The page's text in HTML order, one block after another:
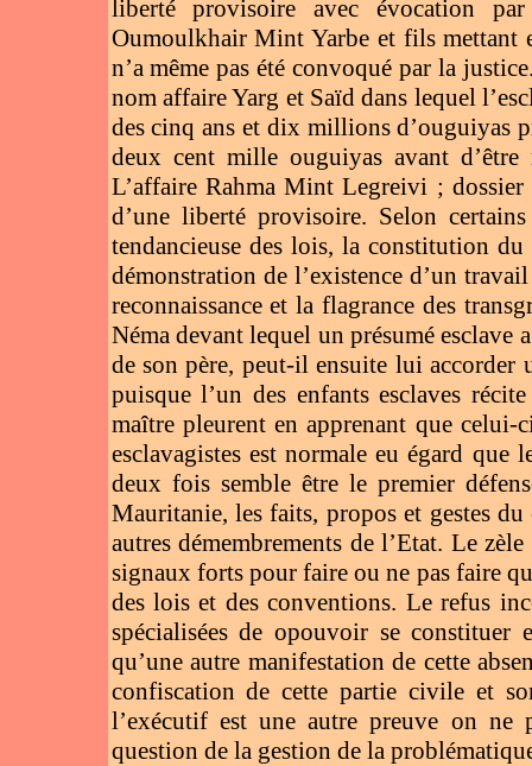
liberté provisoire avec évocation
Oumoulkhair Mint Yarbe et fils mettant
n’a même pas été convoqué par la
nom affaire Yarg et Saïd dans lequel
des cinq ans et dix millions d’ouguiyas
deux cent mille ouguiyas avant
L’affaire Rahma Mint Legreivi ;
d’une liberté provisoire. Selon
tendancieuse des lois, la constitution du
démonstration de l’existence d’un
reconnaissance et la flagrance des
Néma devant lequel un présumé esclave
de son père, peut-il ensuite lui
puisque l’un des enfants esclaves
maître pleurent en apprenant que
esclavagistes est normale eu égard que
deux fois semble être le premier
Mauritanie, les faits, propos et gestes
autres démembrements de l’Etat. Le
signaux forts pour faire ou ne pas faire
des lois et des conventions. Le refus
spécialisées de opouvoir se constituer
qu’une autre manifestation de cette
confiscation de cette partie civile et
l’exécutif est une autre preuve on ne
question de la gestion de la